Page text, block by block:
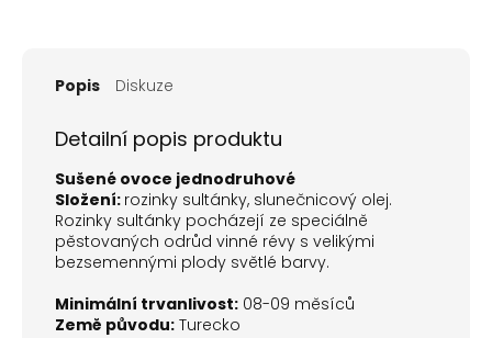
Popis Diskuze
Detailní popis produktu
Sušené ovoce jednodruhové
Složení: rozinky sultánky, slunečnicový olej.
Rozinky sultánky pocházejí ze speciálně
pěstovaných odrůd vinné révy s velikými
bezsemennými plody světlé barvy.
Minimální trvanlivost: 08-09 měsíců
Země původu: Turecko